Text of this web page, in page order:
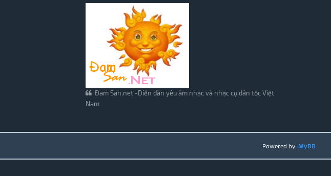
Đam San.net -Diễn đàn yêu âm nhạc và nhạc cụ dân tộc Việt
Nam
Powered by: MyBB